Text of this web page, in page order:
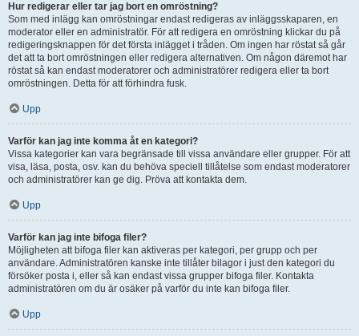
Hur redigerar eller tar jag bort en omröstning?
Som med inlägg kan omröstningar endast redigeras av inläggsskaparen, en
moderator eller en administratör. För att redigera en omröstning klickar du på
redigeringsknappen för det första inlägget i tråden. Om ingen har röstat så går
det att ta bort omröstningen eller redigera alternativen. Om någon däremot har
röstat så kan endast moderatorer och administratörer redigera eller ta bort
omröstningen. Detta för att förhindra fusk.
Upp
Varför kan jag inte komma åt en kategori?
Vissa kategorier kan vara begränsade till vissa användare eller grupper. För att
visa, läsa, posta, osv. kan du behöva speciell tillåtelse som endast moderatorer
och administratörer kan ge dig. Pröva att kontakta dem.
Upp
Varför kan jag inte bifoga filer?
Möjligheten att bifoga filer kan aktiveras per kategori, per grupp och per
användare. Administratören kanske inte tillåter bilagor i just den kategori du
försöker posta i, eller så kan endast vissa grupper bifoga filer. Kontakta
administratören om du är osäker på varför du inte kan bifoga filer.
Upp